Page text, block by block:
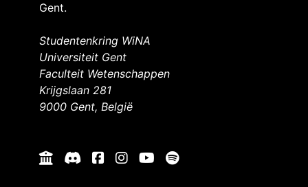
Gent.
Studentenkring WiNA
Universiteit Gent
Faculteit Wetenschappen
Krijgslaan 281
9000 Gent, België